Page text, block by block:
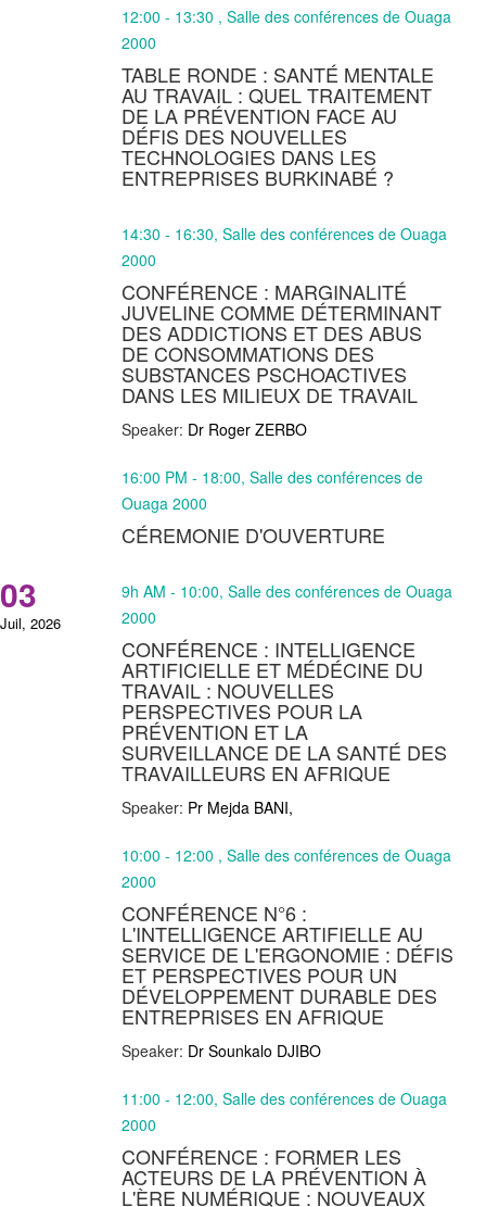
12:00 - 13:30 , Salle des conférences de Ouaga
2000
TABLE RONDE : SANTÉ MENTALE
AU TRAVAIL : QUEL TRAITEMENT
DE LA PRÉVENTION FACE AU
DÉFIS DES NOUVELLES
TECHNOLOGIES DANS LES
ENTREPRISES BURKINABÉ ?
14:30 - 16:30, Salle des conférences de Ouaga
2000
CONFÉRENCE : MARGINALITÉ
JUVELINE COMME DÉTERMINANT
DES ADDICTIONS ET DES ABUS
DE CONSOMMATIONS DES
SUBSTANCES PSCHOACTIVES
DANS LES MILIEUX DE TRAVAIL
Speaker: Dr Roger ZERBO
16:00 PM - 18:00, Salle des conférences de
Ouaga 2000
CÉREMONIE D'OUVERTURE
03
Juil, 2026
9h AM - 10:00, Salle des conférences de Ouaga
2000
CONFÉRENCE : INTELLIGENCE
ARTIFICIELLE ET MÉDÉCINE DU
TRAVAIL : NOUVELLES
PERSPECTIVES POUR LA
PRÉVENTION ET LA
SURVEILLANCE DE LA SANTÉ DES
TRAVAILLEURS EN AFRIQUE
Speaker: Pr Mejda BANI,
10:00 - 12:00 , Salle des conférences de Ouaga
2000
CONFÉRENCE N°6 :
L'INTELLIGENCE ARTIFIELLE AU
SERVICE DE L'ERGONOMIE : DÉFIS
ET PERSPECTIVES POUR UN
DÉVELOPPEMENT DURABLE DES
ENTREPRISES EN AFRIQUE
Speaker: Dr Sounkalo DJIBO
11:00 - 12:00, Salle des conférences de Ouaga
2000
CONFÉRENCE : FORMER LES
ACTEURS DE LA PRÉVENTION À
L'ÈRE NUMÉRIQUE : NOUVEAUX